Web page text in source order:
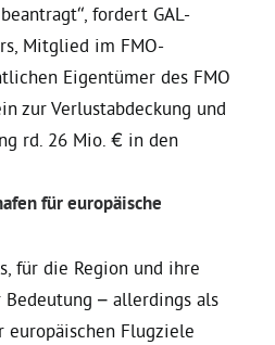
fordert GAL-
Mitglied im FMO-
Eigentümer des FMO
zur Verlustabdeckung und
rd. 26 Mio. € in den
für europäische
für die Region und ihre
– allerdings als
europäischen Flugziele